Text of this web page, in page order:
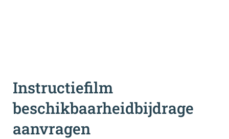
Instructiefilm
beschikbaarheidbijdrage
aanvragen